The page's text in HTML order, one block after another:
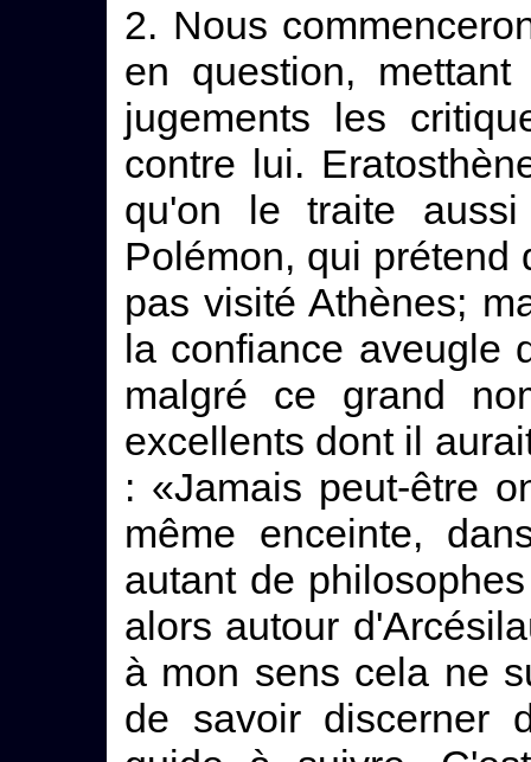
2. Nous
en question,
jugements les
contre lui.
qu'on le traite
Polémon, qui prétend
pas visité Athènes;
la confiance aveugle
malgré ce grand
excellents dont il
: «Jamais peut-être
même enceinte,
autant de
alors autour
à mon sens cela ne
de savoir discerner